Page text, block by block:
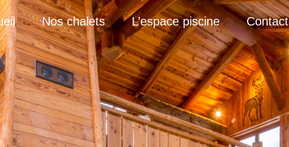
Nos chalets L’espace piscine Contact